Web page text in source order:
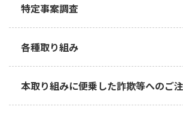
特定事案調査
各種取り組み
本取り組みに便乗した詐欺等へのご